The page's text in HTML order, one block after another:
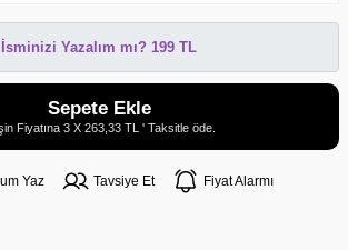
İsminizi Yazalım mı? 199 TL
Sepete Ekle
Fiyatına 3 X 263,33 TL ' Taksitle öde.
Yaz Tavsiye Et Fiyat Alarmı